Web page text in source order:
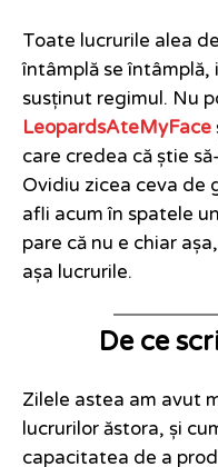
Toate lucrurile alea
întâmplă se întâmplă,
susținut regimul. Nu
LeopardsAteMyFace
care credea că știe
Ovidiu zicea ceva de
afli acum în spatele
pare că nu e chiar
așa lucrurile.
De ce
Zilele astea am avut
lucrurilor ăstora, și
capacitatea de a